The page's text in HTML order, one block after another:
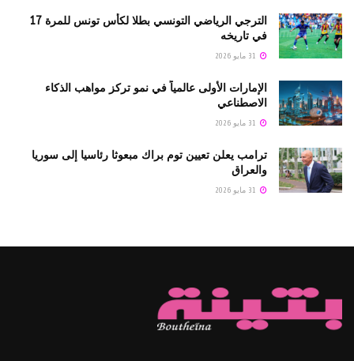
الترجي الرياضي التونسي بطلا لكأس تونس للمرة 17
في تاريخه
الإمارات الأولى عالمياً في نمو تركز مواهب الذكاء
الاصطناعي
ترامب يعلن تعيين توم براك مبعوثا رئاسيا إلى سوريا
والعراق